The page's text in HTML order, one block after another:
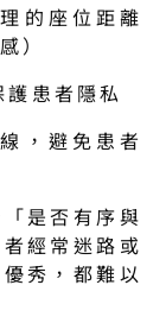
的座位距離
）
患者隱私
，避免患者
是否有序與
經常迷路或
秀，都難以